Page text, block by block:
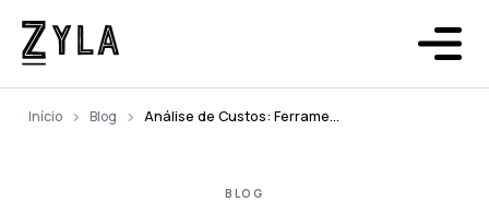
Início Blog Análise de Custos: Ferramentas e APIs de Utilidades do Zyla API Hub vs Alternativas
BLOG